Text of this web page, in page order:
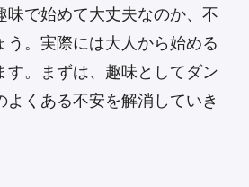
味で始めて大丈夫なのか、不
う。実際には大人から始める
す。まずは、趣味としてダン
よくある不安を解消していき